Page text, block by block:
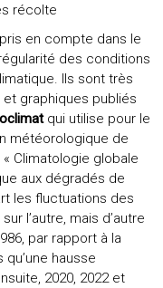
récolte
en compte dans le
des conditions
Ils sont très
graphiques publiés
qui utilise pour le
météorologique de
« Climatologie globale
aux dégradés de
les fluctuations des
l’autre, mais d’autre
par rapport à la
hausse
2020, 2022 et